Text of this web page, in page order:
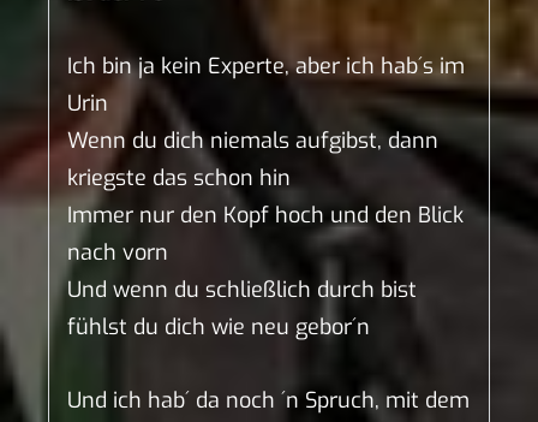
Ich bin ja kein Experte, aber ich hab´s im
Urin
Wenn du dich niemals aufgibst, dann
kriegste das schon hin
Immer nur den Kopf hoch und den Blick
nach vorn
Und wenn du schließlich durch bist
fühlst du dich wie neu gebor´n
Und ich hab´ da noch ´n Spruch, mit dem